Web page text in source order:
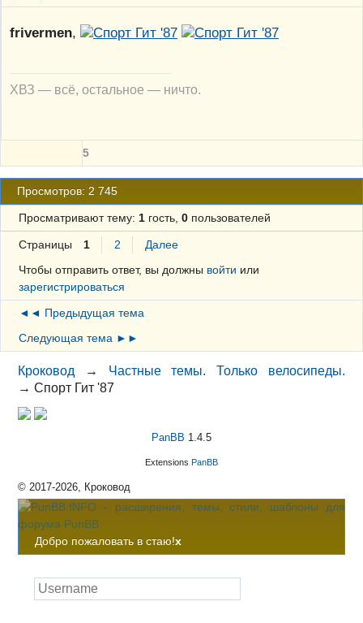
frivermen,
ХВЗ — всё, остальное — ничто.
5
Просмотров: 2 745
Просматривают тему: 1гость, 0пользователей
Страницы 1 2
Далее
Чтобы отправить ответ, вы должны войти или
зарегистрироваться
◄◄ Предыдущая тема
Следующая тема ►►
Кроковод → Частные темы. Только велосипеды.
→Спорт Гит '87
PanBB 1.4.5
Extensions PanBB
© 2017-2026, Кроковод
Добро пожаловать в стаю!x